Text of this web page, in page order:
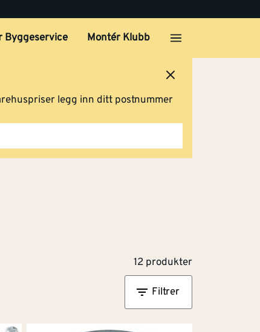
Byggeservice Montér Klubb
legg inn ditt postnummer
12 produkter
Filtrer